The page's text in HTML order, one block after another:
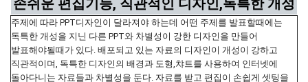
손쉬운 편집기능, 직관적인 디자인,독특한 개성
주제에 따라 PPT디자인이 달라져야 하는데 어떤 주제를 발표할때에는
독특한 개성을 지닌 다른 PPT와 차별성이 강한 디자인을 만들어
발표해야될때가 있다. 배포되고 있는 자료의 디자인이 개성이 강하고
직관적이며, 독특한 디자인의 배경과 도형,챠트를 사용하여 인터넷에
돌아다니는 자료들과 차별성을 둔다. 자료를 받고 편집이 손쉽게 셋팅을